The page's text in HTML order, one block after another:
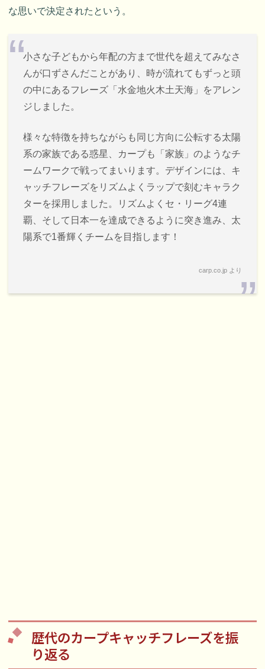
な思いで決定されたという。
小さな子どもから年配の方まで世代を超えてみなさ
んが口ずさんだことがあり、時が流れてもずっと頭
の中にあるフレーズ「水金地火木土天海」をアレン
ジしました。
様々な特徴を持ちながらも同じ方向に公転する太陽
系の家族である惑星、カープも「家族」のようなチ
ームワークで戦ってまいります。デザインには、キ
ャッチフレーズをリズムよくラップで刻むキャラク
ターを採用しました。リズムよくセ・リーグ4連
覇、そして日本一を達成できるように突き進み、太
陽系で1番輝くチームを目指します！
carp.co.jp より
歴代のカープキャッチフレーズを振
り返る